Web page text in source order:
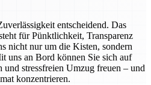
entscheidend. Das
für Pünktlichkeit, Transparenz
nicht nur um die Kisten, sondern
uns an Bord können Sie sich auf
und stressfreien Umzug freuen – und
konzentrieren.